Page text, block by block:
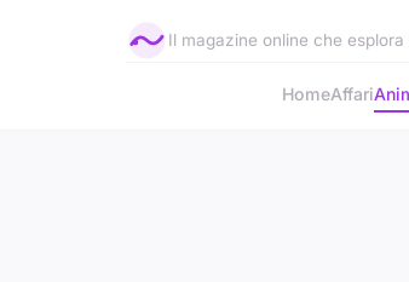
Il magazine online che
HomeAffari